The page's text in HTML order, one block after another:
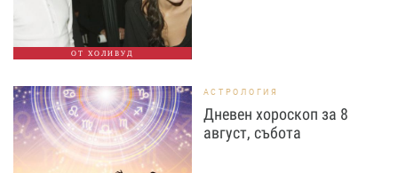
ОТ ХОЛИВУД
АСТРОЛОГИЯ
Дневен хороскоп за 8
август, събота